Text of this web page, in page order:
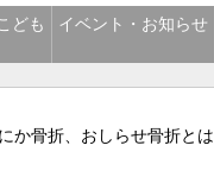
ども
イベント・お知らせ
か骨折、おしらせ骨折とは